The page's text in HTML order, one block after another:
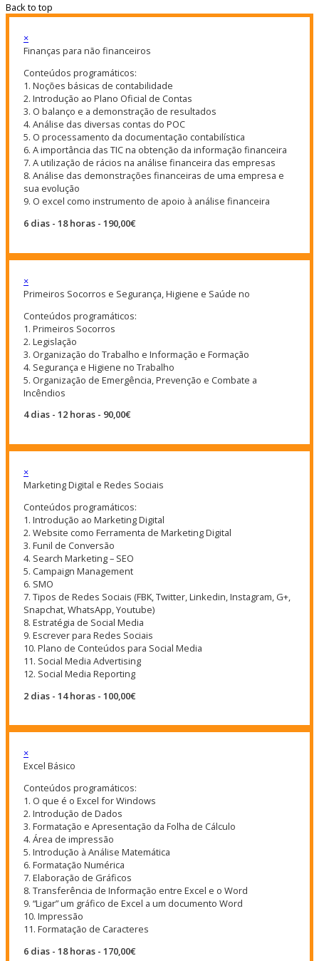
Back to top
×
Finanças para não financeiros
Conteúdos programáticos:
1. Noções básicas de contabilidade
2. Introdução ao Plano Oficial de Contas
3. O balanço e a demonstração de resultados
4. Análise das diversas contas do POC
5. O processamento da documentação contabilística
6. A importância das TIC na obtenção da informação financeira
7. A utilização de rácios na análise financeira das empresas
8. Análise das demonstrações financeiras de uma empresa e
sua evolução
9. O excel como instrumento de apoio à análise financeira
6 dias - 18 horas - 190,00€
×
Primeiros Socorros e Segurança, Higiene e Saúde no
Conteúdos programáticos:
1. Primeiros Socorros
2. Legislação
3. Organização do Trabalho e Informação e Formação
4. Segurança e Higiene no Trabalho
5. Organização de Emergência, Prevenção e Combate a
Incêndios
4 dias - 12 horas - 90,00€
×
Marketing Digital e Redes Sociais
Conteúdos programáticos:
1. Introdução ao Marketing Digital
2. Website como Ferramenta de Marketing Digital
3. Funil de Conversão
4. Search Marketing – SEO
5. Campaign Management
6. SMO
7. Tipos de Redes Sociais (FBK, Twitter, Linkedin, Instagram, G+,
Snapchat, WhatsApp, Youtube)
8. Estratégia de Social Media
9. Escrever para Redes Sociais
10. Plano de Conteúdos para Social Media
11. Social Media Advertising
12. Social Media Reporting
2 dias - 14 horas - 100,00€
×
Excel Básico
Conteúdos programáticos:
1. O que é o Excel for Windows
2. Introdução de Dados
3. Formatação e Apresentação da Folha de Cálculo
4. Área de impressão
5. Introdução à Análise Matemática
6. Formatação Numérica
7. Elaboração de Gráficos
8. Transferência de Informação entre Excel e o Word
9. “Ligar” um gráfico de Excel a um documento Word
10. Impressão
11. Formatação de Caracteres
6 dias - 18 horas - 170,00€